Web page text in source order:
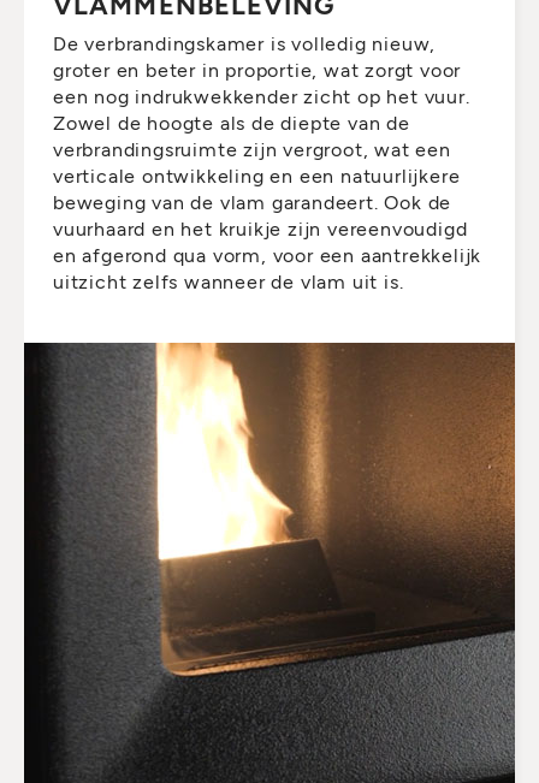
De verbrandingskamer is volledig nieuw,
groter en beter in proportie, wat zorgt voor
een nog indrukwekkender zicht op het vuur.
Zowel de hoogte als de diepte van de
verbrandingsruimte zijn vergroot, wat een
verticale ontwikkeling en een natuurlijkere
beweging van de vlam garandeert. Ook de
vuurhaard en het kruikje zijn vereenvoudigd
en afgerond qua vorm, voor een aantrekkelijk
uitzicht zelfs wanneer de vlam uit is.